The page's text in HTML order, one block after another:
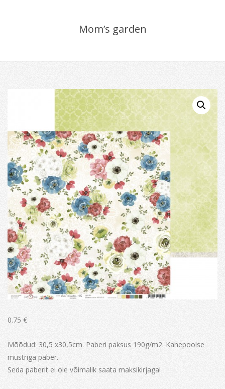
Mom’s garden
0.75 €
Mõõdud: 30,5 x30,5cm. Paberi paksus 190g/m2. Kahepoolse
mustriga paber.
Seda paberit ei ole võimalik saata maksikirjaga!